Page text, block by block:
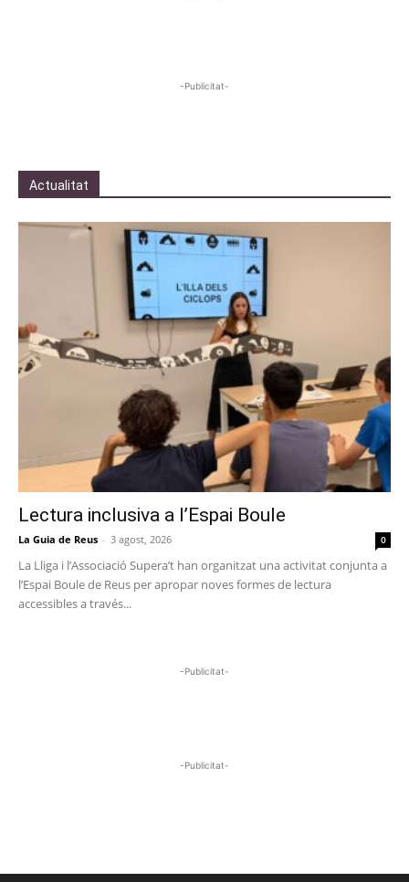
-Publicitat-
Actualitat
Lectura inclusiva a l’Espai Boule
La Guia de Reus - 3 agost, 2026 0
La Lliga i l’Associació Supera’t han organitzat una activitat conjunta a
l’Espai Boule de Reus per apropar noves formes de lectura
accessibles a través...
-Publicitat-
-Publicitat-